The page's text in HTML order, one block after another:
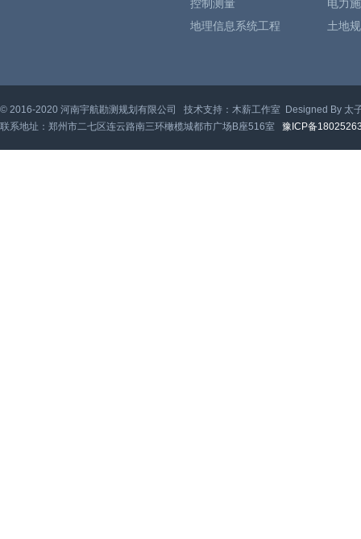
控制测量
电力
地理信息系统工程
土地
© 2016-2020 河南宇航勘测规划有限公司 技术支持：木薪工作室 Designed By 太
联系地址：郑州市二七区连云路南三环橄榄城都市广场B座516室 豫ICP备